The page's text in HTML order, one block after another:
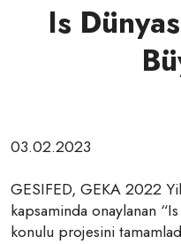
Is
03.02.2023
GESIFED, GEKA 2022
kapsaminda onaylanan
konulu projesini